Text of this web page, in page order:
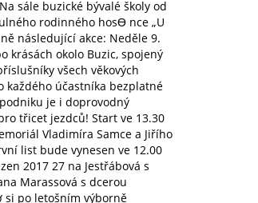
sále buzické bývalé školy od
rodinného hosƟ nce „U
následující akce: Neděle 9.
krásách okolo Buzic, spojený
všech věkových
každého účastníka bezplatné
je i doprovodný
třicet jezdců! Start ve 13.30
Vladimíra Samce a Jiřího
list bude vynesen ve 12.00
2017 27 na Jestřábová s
Marassová s dcerou
si po letošním výborně